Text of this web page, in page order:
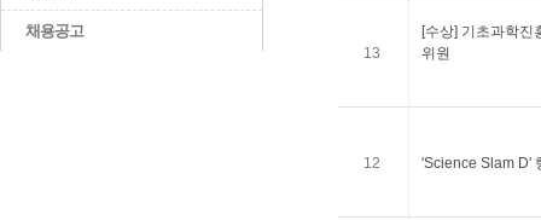
채용공고
13
[수상] 기초과학진
위원
12 'Science Slam D'